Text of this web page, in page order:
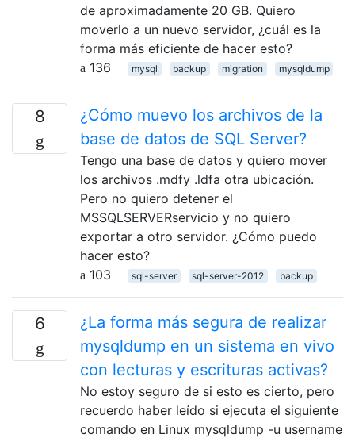
de aproximadamente 20 GB. Quiero
moverlo a un nuevo servidor, ¿cuál es la
forma más eficiente de hacer esto?
136
mysql backup migration mysqldump
8
¿Cómo muevo los archivos de la
base de datos de SQL Server?
Tengo una base de datos y quiero mover
los archivos .mdfy .ldfa otra ubicación.
Pero no quiero detener el
MSSQLSERVERservicio y no quiero
exportar a otro servidor. ¿Cómo puedo
hacer esto?
103
sql-server sql-server-2012 backup
6
¿La forma más segura de realizar
mysqldump en un sistema en vivo
con lecturas y escrituras activas?
No estoy seguro de si esto es cierto, pero
recuerdo haber leído si ejecuta el siguiente
comando en Linux mysqldump -u username